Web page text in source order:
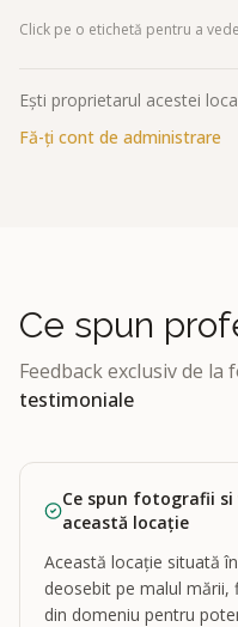
Click pe o etichetă pentru a
Ești proprietarul acestei
Fă-ți cont de administrare
Ce spun
Feedback exclusiv de
testimoniale
Ce spun fotografii
această locație
Această locație situată
deosebit pe malul mării,
din domeniu pentru